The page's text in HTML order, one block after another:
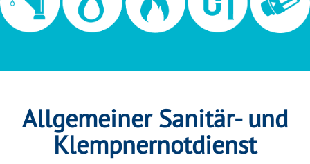
Allgemeiner Sanitär- und
Klempnernotdienst